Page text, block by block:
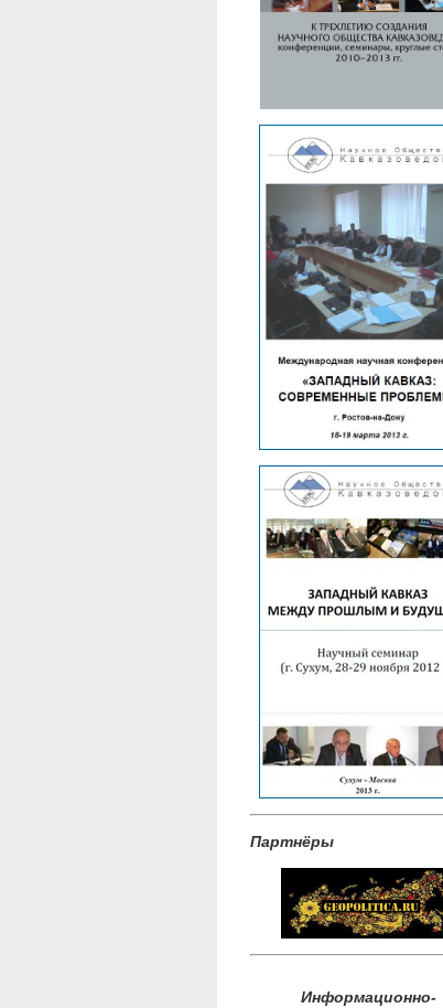
Партнёры
Информационно-